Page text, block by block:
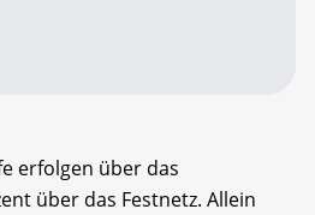
erfolgen über das
über das Festnetz. Allein